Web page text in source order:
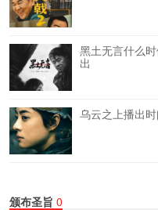
黑土无言什么
出
乌云之上播出
颁布圣旨 0